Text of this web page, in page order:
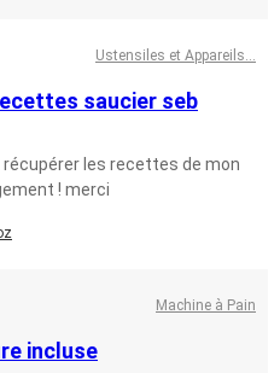
Ustensiles et Appareils...
saucier seb
récupérer les recettes de mon
! merci
Machine à Pain
incluse